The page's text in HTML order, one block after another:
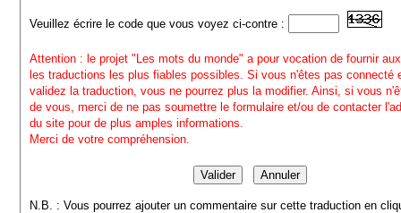
Veuillez écrire le code que vous voyez ci-contre :
Attention : le projet "Les mots du monde" a pour vocation de fournir
les traductions les plus fiables possibles. Si vous n'êtes pas connecté
validez la traduction, vous ne pourrez plus la modifier. Ainsi, si vous
de vous, merci de ne pas soumettre le formulaire et/ou de contacter
du site pour de plus amples informations.
Merci de votre compréhension.
N.B. : Vous pourrez ajouter un commentaire sur cette traduction en